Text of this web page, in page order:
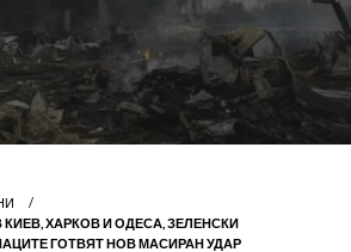
ХАРКОВ И ОДЕСА, ЗЕЛЕНСКИ
ГОТВЯТ НОВ МАСИРАН УДАР